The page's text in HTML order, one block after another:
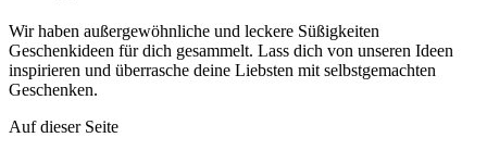
Wir haben außergewöhnliche und leckere Süßigkeiten
Geschenkideen für dich gesammelt. Lass dich von unseren Ideen
inspirieren und überrasche deine Liebsten mit selbstgemachten
Geschenken.
Auf dieser Seite